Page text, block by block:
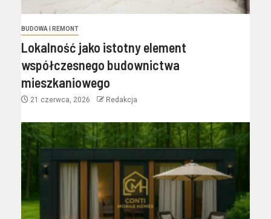
BUDOWA I REMONT
Lokalność jako istotny element
współczesnego budownictwa
mieszkaniowego
21 czerwca, 2026 Redakcja